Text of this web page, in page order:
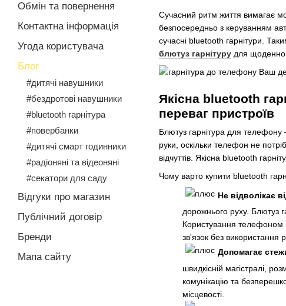
Сучасний ритм життя вимагає
безпосередньо з керуванням
сучасні bluetooth гарнітури.
блютуз гарнітуру для
Якісна bluetooth
переваг пристроїв
Блютуз гарнітура для телефону
руки, оскільки телефон не
відчуттів. Якісна bluetooth
Чому варто купити bluetooth
Не відволікає
дорожнього руху. Блютуз
Користування телефоном
зв'язок без використання
Допомагає
швидкісній магістралі,
комунікацію та
місцевості.
Обмін та повернення
Контактна інформація
Угода користувача
Блог
#дитячі навушники
#бездротові навушники
#bluetooth гарнітура
#повербанки
#дитячі смарт годинники
#радіоняні та відеоняні
#секатори для саду
Відгуки про магазин
Публічний договір
Бренди
Мапа сайту